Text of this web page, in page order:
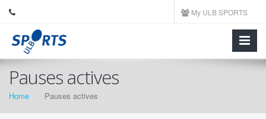
My ULB SPORTS
Pauses actives
Home Pauses actives